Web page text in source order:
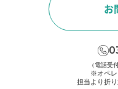
お
（電話受
※オペレ
担当より折